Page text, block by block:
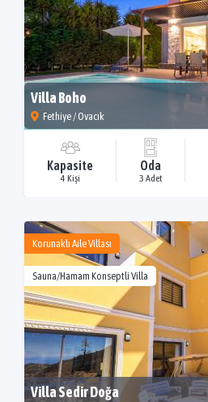
Villa Boho
Fethiye / Ovacık
Kapasite
4 Kişi
Oda
3 Adet
Korunaklı Aile Villası
Sauna/Hamam Konseptli Villa
Villa Sedir Doğa